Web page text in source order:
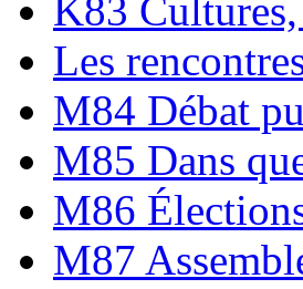
K83
Les
M84 Débat
M85 Dans
M86
M87